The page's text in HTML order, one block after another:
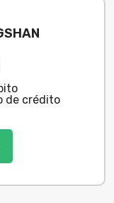
de crédito